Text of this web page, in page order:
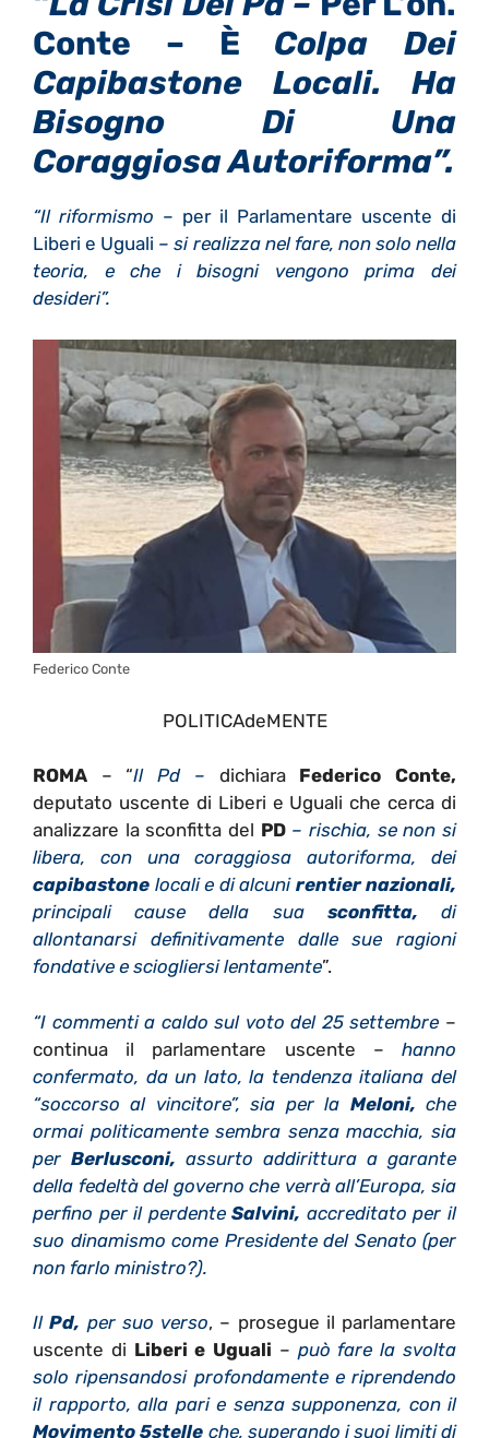
Conte – È Colpa Dei
Capibastone Locali. Ha
Bisogno Di Una
Coraggiosa Autoriforma”.
“Il riformismo – per il Parlamentare uscente di
Liberi e Uguali – si realizza nel fare, non solo nella
teoria, e che i bisogni vengono prima dei
desideri”.
Federico Conte
POLITICAdeMENTE
ROMA – “Il Pd – dichiara Federico Conte,
deputato uscente di Liberi e Uguali che cerca di
analizzare la sconfitta del PD – rischia, se non si
libera, con una coraggiosa autoriforma, dei
capibastone locali e di alcuni rentier nazionali,
principali cause della sua sconfitta, di
allontanarsi definitivamente dalle sue ragioni
fondative e sciogliersi lentamente”.
“I commenti a caldo sul voto del 25 settembre –
continua il parlamentare uscente – hanno
confermato, da un lato, la tendenza italiana del
“soccorso al vincitore”, sia per la Meloni, che
ormai politicamente sembra senza macchia, sia
per Berlusconi, assurto addirittura a garante
della fedeltà del governo che verrà all’Europa, sia
perfino per il perdenteSalvini, accreditato per il
suo dinamismo come Presidente del Senato (per
non farlo ministro?).
IlPd, per suo verso, – prosegue il parlamentare
uscente di Liberi e Uguali – può fare la svolta
solo ripensandosi profondamente e riprendendo
il rapporto, alla pari e senza supponenza, con il
Movimento 5stelle che, superando i suoi limiti di